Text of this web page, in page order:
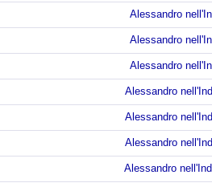
Alessandro
Alessandro
Alessandro
Alessandro
Alessandro
Alessandro
Alessandro